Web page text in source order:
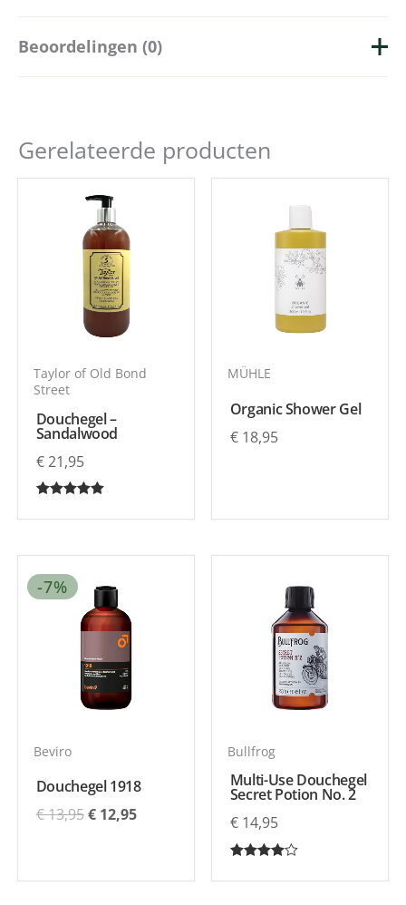
Merk
Beoordelingen (0)
Enkel ingelogde klanten die dit product gekocht
hebben, kunnen een beoordeling schrijven.
Gerelateerde producten
Taylor of Old Bond
Street
Douchegel –
Sandalwood
€21,95
5.00
MÜHLE
Organic Shower Gel
€18,95
-7%
Beviro
Douchegel 1918
€13,95
prijs
was:
€ 13,95.
€12,95
Bullfrog
Multi-Use Douchegel
Secret Potion No. 2
€14,95
4.00